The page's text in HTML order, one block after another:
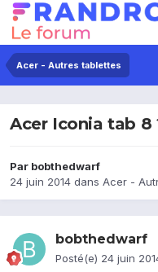
Acer - Autres tablettes
Acer Iconia tab 8
Par bobthedwarf
24 juin 2014 dans Acer -
bobthedwarf
Posté(e) 24 juin